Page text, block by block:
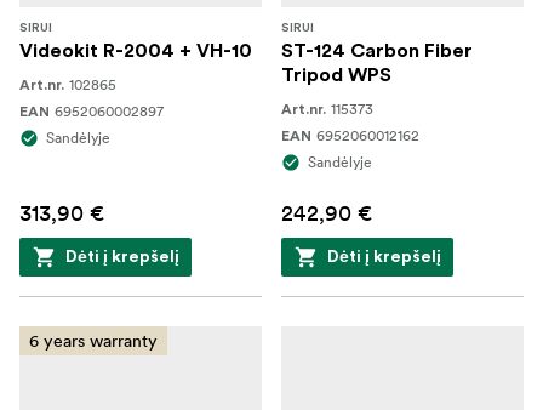
SIRUI
Videokit R-2004 + VH-10
Art.nr. 102865
EAN 6952060002897
Sandėlyje
313,90 €
Dėti į krepšelį
SIRUI
ST-124 Carbon Fiber
Tripod WPS
Art.nr. 115373
EAN 6952060012162
Sandėlyje
242,90 €
Dėti į krepšelį
6 years warranty